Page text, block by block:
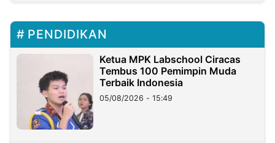
PENDIDIKAN
Ketua MPK Labschool Ciracas
Tembus 100 Pemimpin Muda
Terbaik Indonesia
05/08/2026 - 15:49